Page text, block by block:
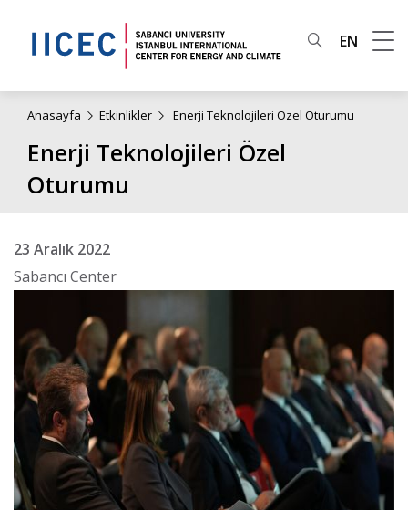
EN
Anasayfa Etkinlikler Enerji Teknolojileri Özel Oturumu
Enerji Teknolojileri Özel
Oturumu
23 Aralık 2022
Sabancı Center